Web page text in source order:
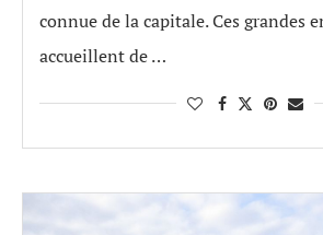
connue de la capitale. Ces grandes
accueillent de …